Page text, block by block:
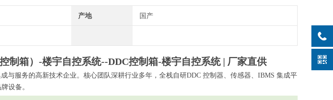
产地 国产
制箱） -楼宇自控系统--DDC控制箱-楼宇自控系统 | 厂家直供
与服务的高新技术企业。核心团队深耕行业多年，全栈自研DDC 控制器、传感器、IBMS 集成平
设备。